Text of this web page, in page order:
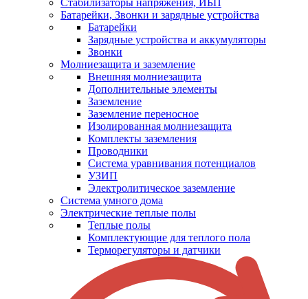
Стабилизаторы напряжения, ИБП
Батарейки, Звонки и зарядные устройства
Батарейки
Зарядные устройства и аккумуляторы
Звонки
Молниезащита и заземление
Внешняя молниезащита
Дополнительные элементы
Заземление
Заземление переносное
Изолированная молниезащита
Комплекты заземления
Проводники
Система уравнивания потенциалов
УЗИП
Электролитическое заземление
Система умного дома
Электрические теплые полы
Теплые полы
Комплектующие для теплого пола
Терморегуляторы и датчики